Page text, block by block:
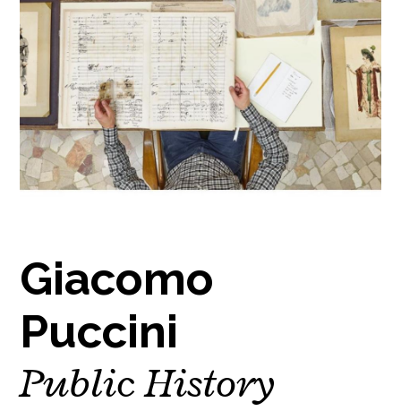
Giacomo
Puccini
Public History